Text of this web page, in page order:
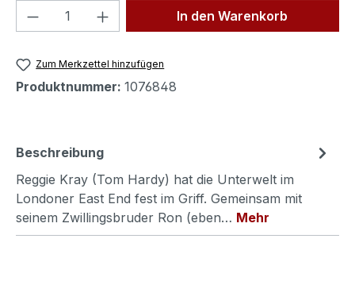
Produkt Anzahl: Gib denIn den Warenkorb
Zum Merkzettel hinzufügen
Produktnummer: 1076848
Beschreibung
Reggie Kray (Tom Hardy) hat die Unterwelt im
Londoner East End fest im Griff. Gemeinsam mit
seinem Zwillingsbruder Ron (eben… Mehr